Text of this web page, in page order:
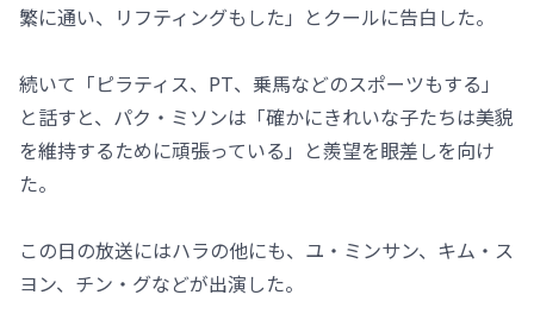
繁に通い、リフティングもした」とクールに告白した。
続いて「ピラティス、PT、乗馬などのスポーツもする」
と話すと、パク・ミソンは「確かにきれいな子たちは美貌
を維持するために頑張っている」と羨望を眼差しを向け
た。
この日の放送にはハラの他にも、ユ・ミンサン、キム・ス
ヨン、チン・グなどが出演した。